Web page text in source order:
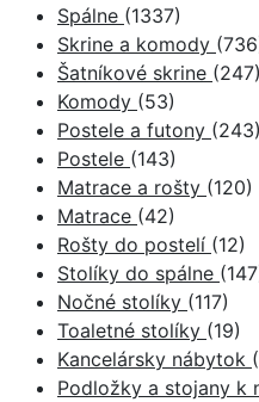
Spálne (1337)
Skrine a komody
Šatníkové skrine (247)
Komody (53)
Postele a futony (243)
Postele (143)
Matrace a rošty (120)
Matrace (42)
Rošty do postelí (12)
Stolíky do spálne
Nočné stolíky (117)
Toaletné stolíky (19)
Kancelársky nábytok
Podložky a stojany k